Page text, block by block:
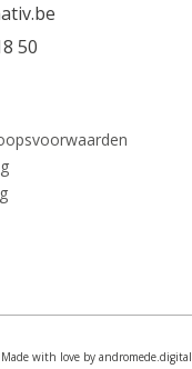
50
Made with love by andromede.digital